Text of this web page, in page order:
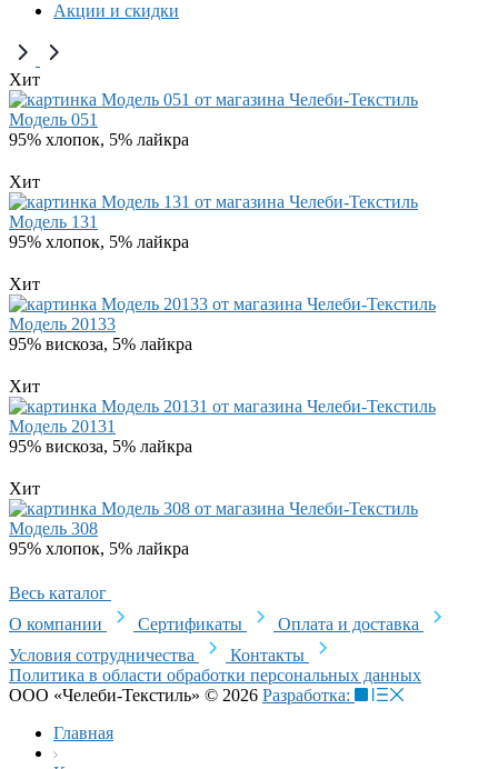
Акции и скидки
Хит
Модель 051
95% хлопок, 5% лайкра
Хит
Модель 131
95% хлопок, 5% лайкра
Хит
Модель 20133
95% вискоза, 5% лайкра
Хит
Модель 20131
95% вискоза, 5% лайкра
Хит
Модель 308
95% хлопок, 5% лайкра
Весь каталог
О компании
Сертификаты
Оплата и доставка
Условия сотрудничества
Контакты
Политика в области обработки персональных данных
ООО «Челеби-Текстиль» © 2026 Разработка:
Главная